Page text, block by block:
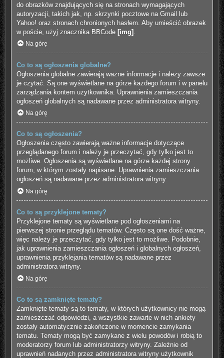
do obrazków znajdujących się na stronach wymagających
autoryzacji, takich jak, np. skrzynki pocztowe na Gmail lub
Yahoo! oraz stronach chronionych hasłem. Aby umieścić obrazek
w poście, użyj znacznika BBCode [img]
Na górę
Co to są ogłoszenia globalne?
Ogłoszenia globalne zawierają ważne informacje i należy zawsze
je czytać. Są one wyświetlane na górze każdego forum i w panelu
zarządzania kontem użytkownika. Uprawnienia zamieszczania
ogłoszeń globalnych są nadawane przez administratora witryny.
Na górę
Co to są ogłoszenia?
Ogłoszenia często zawierają ważne informacje dotyczące
przeglądanego forum i należy je przeczytać, gdy tylko jest to
możliwe. Ogłoszenia są wyświetlane na górze każdej strony
forum, w którym zostały napisane. Uprawnienia zamieszczania
ogłoszeń są nadawane przez administratora witryny.
Na górę
Co to są przyklejone tematy?
Przyklejone tematy są wyświetlane pod ogłoszeniami na
pierwszej stronie przeglądu tematów. Często są one dość ważne,
więc należy je przeczytać, gdy tylko jest to możliwe. Podobnie,
jak uprawnienia zamieszczania ogłoszeń i globalnych ogłoszeń,
uprawnienia przyklejania tematów są nadawane przez
administratora witryny.
Na górę
Co to są zamknięte tematy?
Zamknięte tematy są to tematy, w których użytkownicy nie mogą
zamieszczać odpowiedzi, a wszystkie zawarte w nich ankiety
zostały automatycznie zakończone w momencie zamykania
tematu. Tematy mogą być zamykane z wielu powodów i robią to
moderatorzy forum lub administratorzy witryny. Zależnie od
uprawnień nadanych przez administratora witryny użytkownik